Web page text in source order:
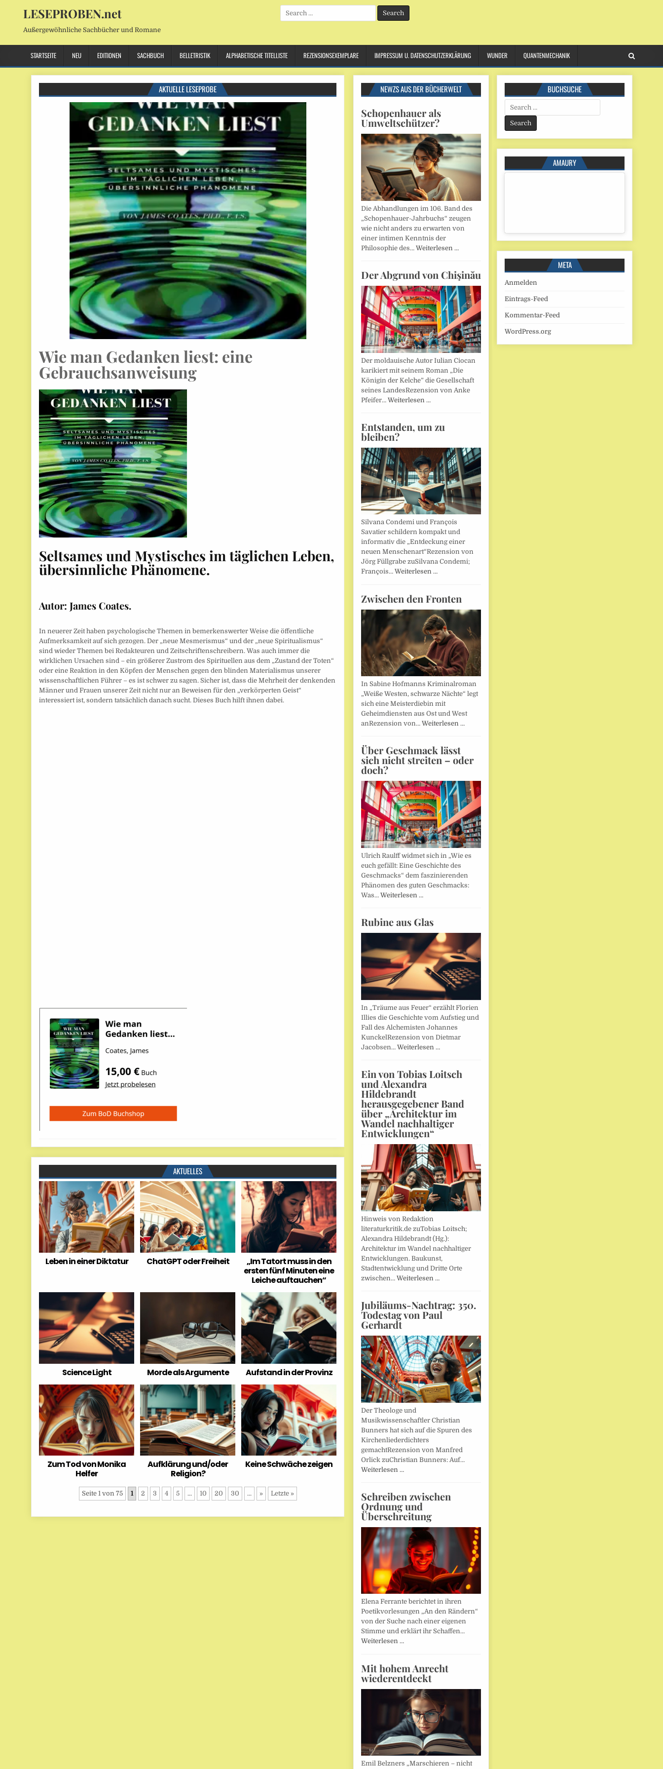
LESEPROBEN.net
Außergewöhnliche Sachbücher und Romane
Search
for:
STARTSEITE NEU EDITIONEN SACHBUCH BELLETRISTIK ALPHABETISCHE TITELLISTE REZENSIONSEXEMPLARE IMPRESSUM U. DATENSCHUTZERKLÄRUNG WUNDER QUANTENMECHANIK
AKTUELLE LESEPROBE
Wie man Gedanken liest: eine
Gebrauchsanweisung
Seltsames und Mystisches im täglichen Leben,
übersinnliche Phänomene.
Autor: James Coates.
In neuerer Zeit haben psychologische Themen in bemerkenswerter Weise die öffentliche
Aufmerksamkeit auf sich gezogen. Der „neue Mesmerismus“ und der „neue Spiritualismus“
sind wieder Themen bei Redakteuren und Zeitschriftenschreibern. Was auch immer die
wirklichen Ursachen sind – ein größerer Zustrom des Spirituellen aus dem „Zustand der Toten“
oder eine Reaktion in den Köpfen der Menschen gegen den blinden Materialismus unserer
wissenschaftlichen Führer – es ist schwer zu sagen. Sicher ist, dass die Mehrheit der denkenden
Männer und Frauen unserer Zeit nicht nur an Beweisen für den „verkörperten Geist“
interessiert ist, sondern tatsächlich danach sucht. Dieses Buch hilft ihnen dabei.
AKTUELLES
Leben in einer Diktatur ChatGPT oder Freiheit
„Im Tatort muss in den
ersten fünf Minuten eine
Leiche auftauchen“
Science Light Morde als Argumente Aufstand in der Provinz
Zum Tod von Monika
Helfer
Aufklärung und/oder
Religion?
Keine Schwäche zeigen
Seite 1 von 75 1 2 3 4 5 ... 10 20 30 ... » Letzte »
NEWZS AUS DER BÜCHERWELT
Schopenhauer als
Umweltschützer?
Die Abhandlungen im 106. Band des
„Schopenhauer-Jahrbuchs“ zeugen
wie nicht anders zu erwarten von
einer intimen Kenntnis der
Philosophie des… Weiterlesen …
Der Abgrund von Chişinău
Der moldauische Autor Iulian Ciocan
karikiert mit seinem Roman „Die
Königin der Kelche” die Gesellschaft
seines LandesRezension von Anke
Pfeifer… Weiterlesen …
Entstanden, um zu
bleiben?
Silvana Condemi und François
Savatier schildern kompakt und
informativ die „Entdeckung einer
neuen Menschenart“Rezension von
Jörg Füllgrabe zuSilvana Condemi;
François… Weiterlesen …
Zwischen den Fronten
In Sabine Hofmanns Kriminalroman
„Weiße Westen, schwarze Nächte“ legt
sich eine Meisterdiebin mit
Geheimdiensten aus Ost und West
anRezension von… Weiterlesen …
Über Geschmack lässt
sich nicht streiten – oder
doch?
Ulrich Raulff widmet sich in „Wie es
euch gefällt: Eine Geschichte des
Geschmacks“ dem faszinierenden
Phänomen des guten Geschmacks:
Was… Weiterlesen …
Rubine aus Glas
In „Träume aus Feuer“ erzählt Florien
Illies die Geschichte vom Aufstieg und
Fall des Alchemisten Johannes
KunckelRezension von Dietmar
Jacobsen… Weiterlesen …
Ein von Tobias Loitsch
und Alexandra
Hildebrandt
herausgegebener Band
über „Architektur im
Wandel nachhaltiger
Entwicklungen“
Hinweis von Redaktion
literaturkritik.de zuTobias Loitsch;
Alexandra Hildebrandt (Hg.):
Architektur im Wandel nachhaltiger
Entwicklungen. Baukunst,
Stadtentwicklung und Dritte Orte
zwischen… Weiterlesen …
Jubiläums-Nachtrag: 350.
Todestag von Paul
Gerhardt
Der Theologe und
Musikwissenschaftler Christian
Bunners hat sich auf die Spuren des
Kirchenliederdichters
gemachtRezension von Manfred
Orlick zuChristian Bunners: Auf…
Weiterlesen …
Schreiben zwischen
Ordnung und
Überschreitung
Elena Ferrante berichtet in ihren
Poetikvorlesungen „An den Rändern“
von der Suche nach einer eigenen
Stimme und erklärt ihr Schaffen…
Weiterlesen …
Mit hohem Anrecht
wiederentdeckt
Emil Belzners „Marschieren – nicht
BUCHSUCHE
Search
for:
AMAURY
META
Anmelden
Eintrags-Feed
Kommentar-Feed
WordPress.org